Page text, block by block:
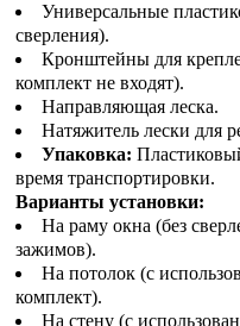
Универсальные
сверления).
Кронштейны для
комплект не входят).
Направляющая леска.
Натяжитель лески для
Упаковка:
время транспортировки.
Варианты установки:
На раму окна (без
зажимов).
На потолок (с
комплект).
На стену (с